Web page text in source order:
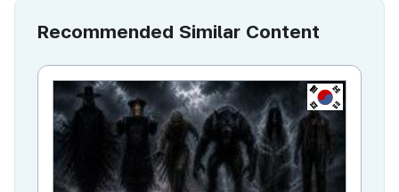
Recommended Similar Content
KR